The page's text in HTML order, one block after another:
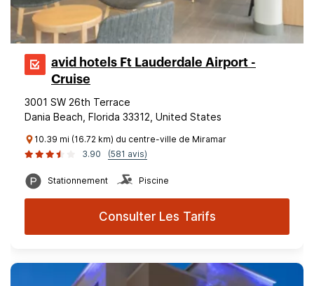
avid hotels Ft Lauderdale Airport -
Cruise
3001 SW 26th Terrace
Dania Beach, Florida 33312, United States
10.39 mi (16.72 km) du centre-ville de Miramar
3.90
(581 avis)
Stationnement Piscine
Consulter Les Tarifs